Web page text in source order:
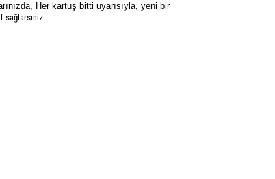
Her kartuş bitti uyarısıyla, yeni bir